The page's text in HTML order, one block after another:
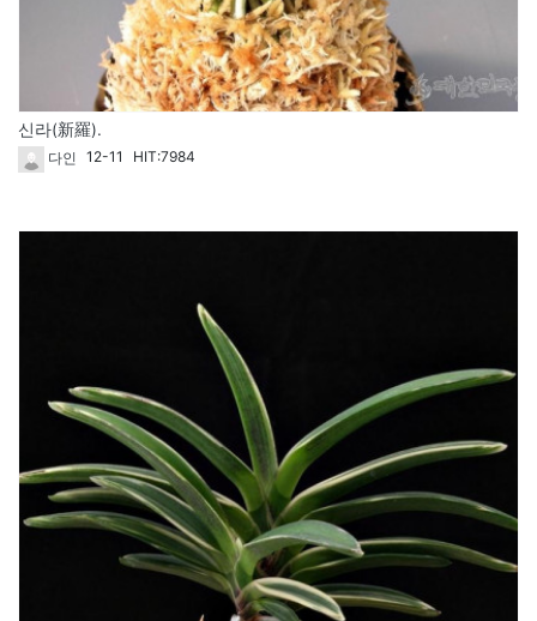
신라(新羅).
다인 12-11 HIT:7984